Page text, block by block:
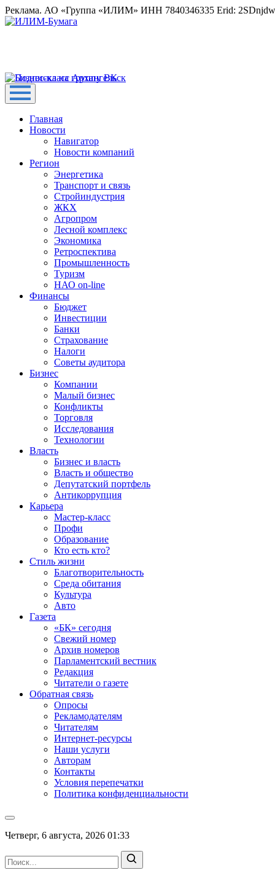
Реклама. АО «Группа «ИЛИМ» ИНН 7840346335 Erid:
Главная
Новости
Навигатор
Новости компаний
Регион
Энергетика
Транспорт и связь
Стройиндустрия
ЖКХ
Агропром
Лесной комплекс
Экономика
Ретроспектива
Промышленность
Туризм
НАО on-line
Финансы
Бюджет
Инвестиции
Банки
Страхование
Налоги
Советы аудитора
Бизнес
Компании
Малый бизнес
Конфликты
Торговля
Исследования
Технологии
Власть
Бизнес и власть
Власть и общество
Депутатский портфель
Антикоррупция
Карьера
Мастер-класс
Профи
Образование
Кто есть кто?
Стиль жизни
Благотворительность
Среда обитания
Культура
Авто
Газета
«БК» сегодня
Свежий номер
Архив номеров
Парламентский вестник
Редакция
Читатели о газете
Обратная связь
Опросы
Рекламодателям
Читателям
Интернет-ресурсы
Наши услуги
Авторам
Контакты
Условия перепечатки
Политика конфиденциальности
Четверг, 6 августа, 2026 01:33